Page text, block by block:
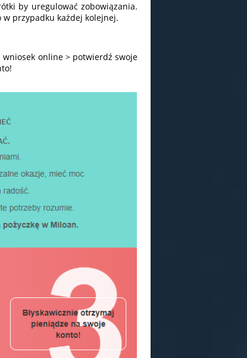
by uregulować zobowiązania.
przypadku każdej kolejnej.
wniosek online > potwierdź swoje